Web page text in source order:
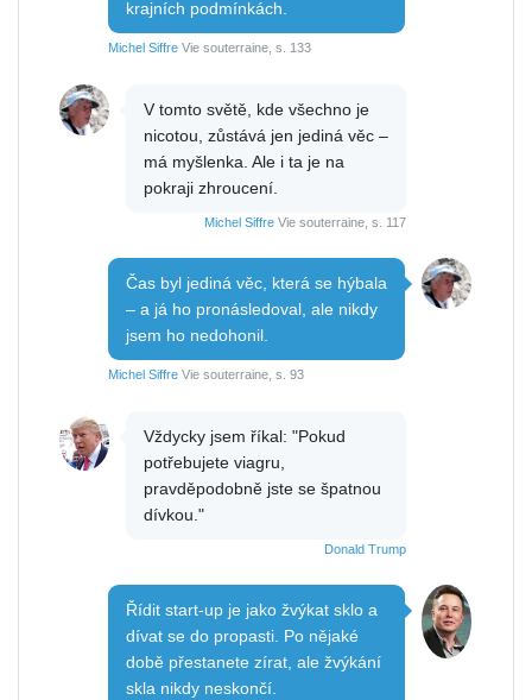
krajních podmínkách.
Michel Siffre Vie souterraine, s. 133
V tomto světě, kde všechno je
nicotou, zůstává jen jediná věc –
má myšlenka. Ale i ta je na
pokraji zhroucení.
Michel Siffre Vie souterraine, s. 117
Čas byl jediná věc, která se hýbala
– a já ho pronásledoval, ale nikdy
jsem ho nedohonil.
Michel Siffre Vie souterraine, s. 93
Vždycky jsem říkal: "Pokud
potřebujete viagru,
pravděpodobně jste se špatnou
dívkou."
Donald Trump
Řídit start-up je jako žvýkat sklo a
dívat se do propasti. Po nějaké
době přestanete zírat, ale žvýkání
skla nikdy neskončí.